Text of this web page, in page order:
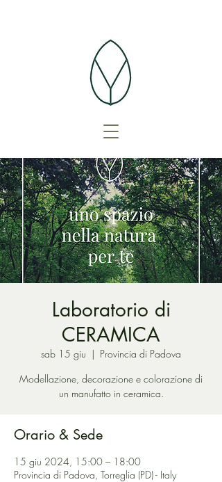
Laboratorio di
CERAMICA
sab 15 giu
  |
Provincia di Padova
Modellazione, decorazione e colorazione di
un manufatto in ceramica.
Orario & Sede
15 giu 2024, 15:00 – 18:00
Provincia di Padova, Torreglia (PD) - Italy